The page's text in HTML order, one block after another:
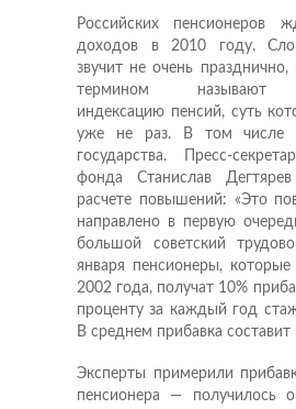
Российских пенсионеров
доходов в 2010 году.
звучит не очень
термином называют
индексацию пенсий, суть
уже не раз. В том числе
государства. Пресс-
фонда Станислав
расчете повышений: «Это
направлено в первую
большой советский
января пенсионеры,
2002 года, получат 10%
проценту за каждый год
В среднем прибавка составит
Эксперты примерили
пенсионера — получилось